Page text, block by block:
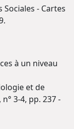
- Cartes
à un niveau
et de
3-4, pp. 237 -